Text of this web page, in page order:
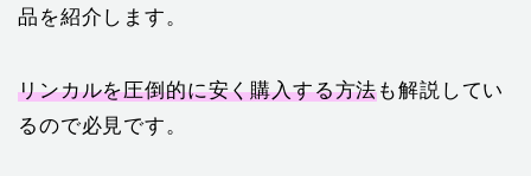
品を紹介します。
リンカルを圧倒的に安く購入する方法も解説してい
るので必見です。